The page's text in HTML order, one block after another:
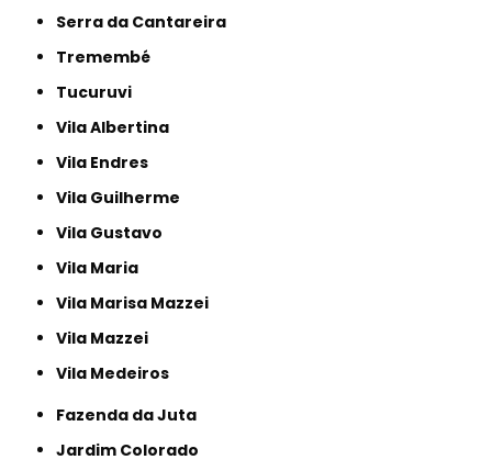
Serra da Cantareira
Tremembé
Tucuruvi
Vila Albertina
Vila Endres
Vila Guilherme
Vila Gustavo
Vila Maria
Vila Marisa Mazzei
Vila Mazzei
Vila Medeiros
Fazenda da Juta
Jardim Colorado